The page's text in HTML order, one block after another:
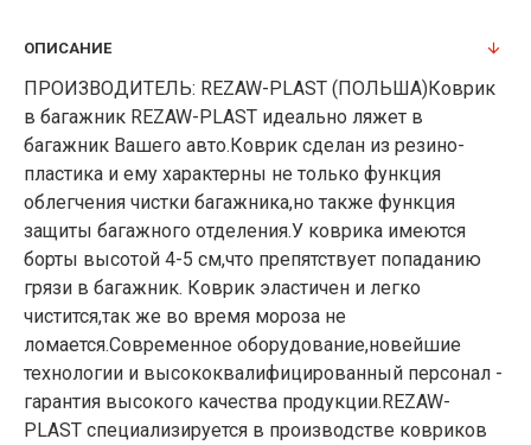
ОПИСАНИЕ
ПРОИЗВОДИТЕЛЬ: REZAW-PLAST (ПОЛЬША)Коврик
в багажник REZAW-PLAST идеально ляжет в
багажник Вашего авто.Коврик сделан из резино-
пластика и ему характерны не только функция
облегчения чистки багажника,но также функция
защиты багажного отделения.У коврика имеются
борты высотой 4-5 см,что препятствует попаданию
грязи в багажник. Коврик эластичен и легко
чистится,так же во время мороза не
ломается.Современное оборудование,новейшие
технологии и высококвалифицированный персонал -
гарантия высокого качества продукции.REZAW-
PLAST специализируется в производстве ковриков